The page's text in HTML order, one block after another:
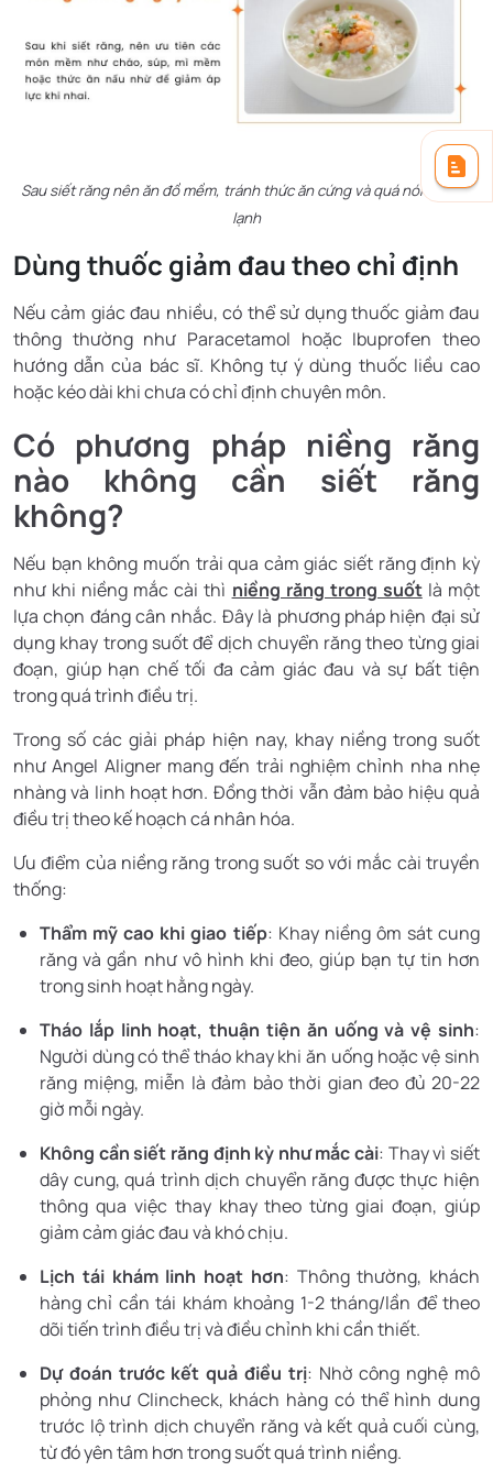
Sau siết răng nên ăn đồ mềm, tránh thức ăn cứng và quá nóng hoặc
lạnh
Dùng thuốc giảm đau theo chỉ định
Nếu cảm giác đau nhiều, có thể sử dụng thuốc giảm đau
thông thường như Paracetamol hoặc Ibuprofen theo
hướng dẫn của bác sĩ. Không tự ý dùng thuốc liều cao
hoặc kéo dài khi chưa có chỉ định chuyên môn.
Có phương pháp niềng răng
nào không cần siết răng
không?
Nếu bạn không muốn trải qua cảm giác siết răng định kỳ
như khi niềng mắc cài thì niềng răng trong suốtlà một
lựa chọn đáng cân nhắc. Đây là phương pháp hiện đại sử
dụng khay trong suốt để dịch chuyển răng theo từng giai
đoạn, giúp hạn chế tối đa cảm giác đau và sự bất tiện
trong quá trình điều trị.
Trong số các giải pháp hiện nay, khay niềng trong suốt
như Angel Aligner mang đến trải nghiệm chỉnh nha nhẹ
nhàng và linh hoạt hơn. Đồng thời vẫn đảm bảo hiệu quả
điều trị theo kế hoạch cá nhân hóa.
Ưu điểm của niềng răng trong suốt so với mắc cài truyền
thống:
Thẩm mỹ cao khi giao tiếp: Khay niềng ôm sát cung
răng và gần như vô hình khi đeo, giúp bạn tự tin hơn
trong sinh hoạt hằng ngày.
Tháo lắp linh hoạt, thuận tiện ăn uống và vệ sinh:
Người dùng có thể tháo khay khi ăn uống hoặc vệ sinh
răng miệng, miễn là đảm bảo thời gian đeo đủ 20-22
giờ mỗi ngày.
Không cần siết răng định kỳ như mắc cài: Thay vì siết
dây cung, quá trình dịch chuyển răng được thực hiện
thông qua việc thay khay theo từng giai đoạn, giúp
giảm cảm giác đau và khó chịu.
Lịch tái khám linh hoạt hơn: Thông thường, khách
hàng chỉ cần tái khám khoảng 1-2 tháng/lần để theo
dõi tiến trình điều trị và điều chỉnh khi cần thiết.
Dự đoán trước kết quả điều trị: Nhờ công nghệ mô
phỏng như Clincheck, khách hàng có thể hình dung
trước lộ trình dịch chuyển răng và kết quả cuối cùng,
từ đó yên tâm hơn trong suốt quá trình niềng.